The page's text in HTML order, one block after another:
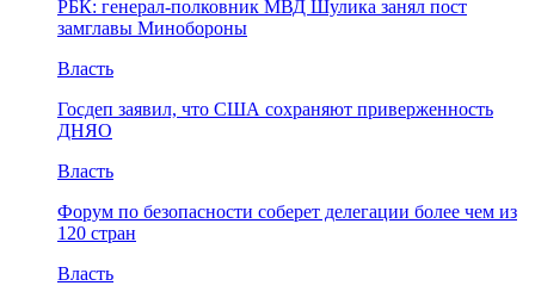
РБК: генерал-полковник МВД Шулика занял пост
замглавы Минобороны
Власть
Госдеп заявил, что США сохраняют приверженность
ДНЯО
Власть
Форум по безопасности соберет делегации более чем из
120 стран
Власть